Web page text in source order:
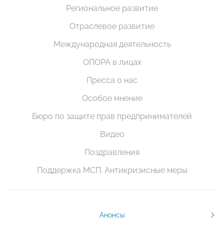
Региональное развитие
Отраслевое развитие
Международная деятельность
ОПОРА в лицах
Пресса о нас
Особое мнение
Бюро по защите прав предпринимателей
Видео
Поздравления
Поддержка МСП. Антикризисные меры
Анонсы